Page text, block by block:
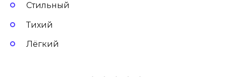
Стильный
Тихий
Лёгкий